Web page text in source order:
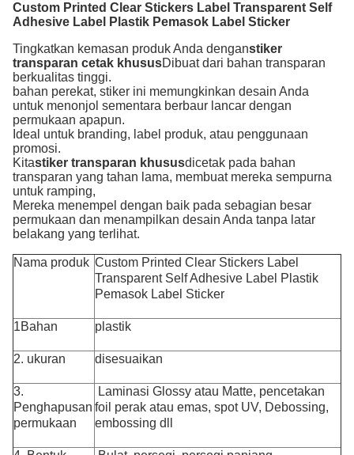
Custom Printed Clear Stickers Label Transparent Self
Adhesive Label Plastik Pemasok Label Sticker
Tingkatkan kemasan produk Anda denganstiker
transparan cetak khususDibuat dari bahan transparan
berkualitas tinggi.
bahan perekat, stiker ini memungkinkan desain Anda
untuk menonjol sementara berbaur lancar dengan
permukaan apapun.
Ideal untuk branding, label produk, atau penggunaan
promosi.
Kitastiker transparan khususdicetak pada bahan
transparan yang tahan lama, membuat mereka sempurna
untuk ramping,
Mereka menempel dengan baik pada sebagian besar
permukaan dan menampilkan desain Anda tanpa latar
belakang yang terlihat.
Nama produk Custom Printed Clear Stickers Label
Transparent Self Adhesive Label Plastik
Pemasok Label Sticker
1Bahan plastik
2. ukuran disesuaikan
3.
Penghapusan
permukaan
Laminasi Glossy atau Matte, pencetakan
foil perak atau emas, spot UV, Debossing,
embossing dll